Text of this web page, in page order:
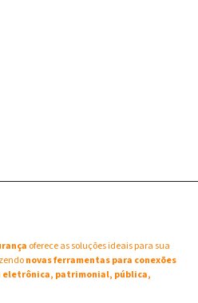
oferece as soluções ideais para sua
novas ferramentas para conexões
eletrônica, patrimonial, pública,